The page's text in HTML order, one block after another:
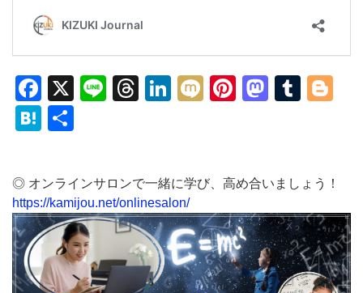
Facebook
X LineThreads
LinkedIn
MixiPinterest
Hatena
◎ オンラインサロンで一緒に学び、高め合いましょう！
https://kamijou.net/onlinesalon/